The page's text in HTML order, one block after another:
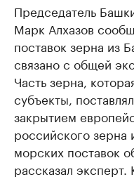
Председатель
Марк Алхазов
поставок зерна из
связано с общей
Часть зерна,
субъекты,
закрытием
российского
морских поставок
рассказал